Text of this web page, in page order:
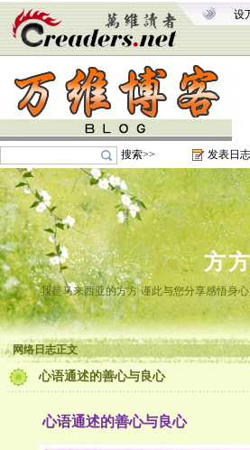
设
搜索>> 发表日志
方
我是马来西亚的方方 谨此与您分享感悟身
网络日志正文
心语通述的善心与良心
心语通述的善心与良心